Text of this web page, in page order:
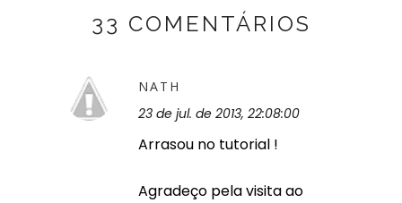
33 COMENTÁRIOS
NATH
23 de jul. de 2013, 22:08:00
Arrasou no tutorial !
Agradeço pela visita ao